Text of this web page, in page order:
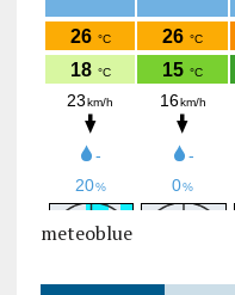
meteoblue